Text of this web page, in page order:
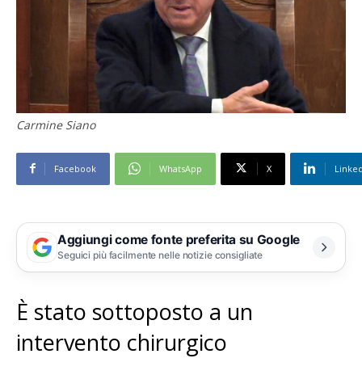
Carmine Siano
Facebook WhatsApp X
Aggiungi come fonte preferita su Google
Seguici più facilmente nelle notizie consigliate
È stato sottoposto a un
intervento chirurgico